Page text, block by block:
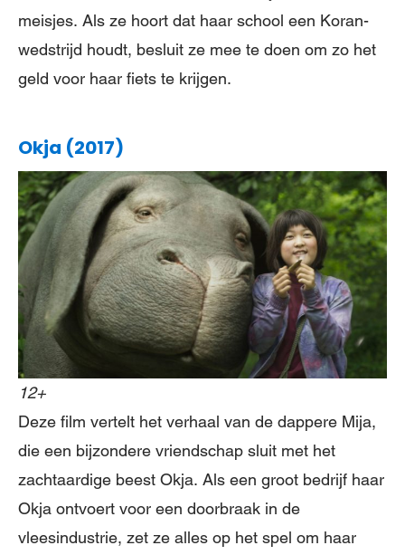
meisjes. Als ze hoort dat haar school een Koran-
wedstrijd houdt, besluit ze mee te doen om zo het
geld voor haar fiets te krijgen.
Okja (2017)
12+
Deze film vertelt het verhaal van de dappere Mija,
die een bijzondere vriendschap sluit met het
zachtaardige beest Okja. Als een groot bedrijf haar
Okja ontvoert voor een doorbraak in de
vleesindustrie, zet ze alles op het spel om haar